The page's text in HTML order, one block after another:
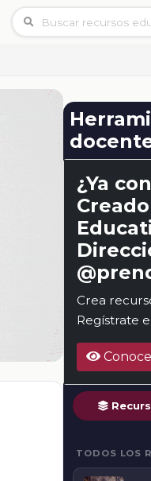
¿Ya
Crea
Regístrate
TODOS LOS